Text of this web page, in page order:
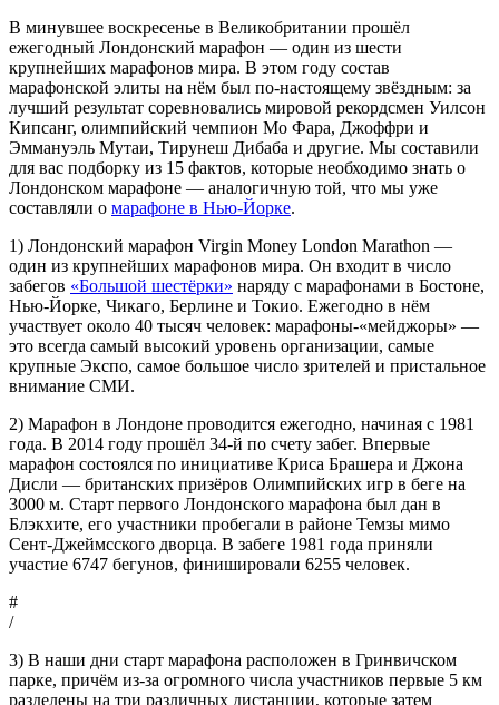
В минувшее воскресенье в Великобритании прошёл
ежегодный Лондонский марафон — один из шести
крупнейших марафонов мира. В этом году состав
марафонской элиты на нём был по-настоящему звёздным: за
лучший результат соревновались мировой рекордсмен Уилсон
Кипсанг, олимпийский чемпион Мо Фара, Джоффри и
Эммануэль Мутаи, Тирунеш Дибаба и другие. Мы составили
для вас подборку из 15 фактов, которые необходимо знать о
Лондонском марафоне — аналогичную той, что мы уже
составляли о марафоне в Нью-Йорке.
1) Лондонский марафон Virgin Money London Marathon —
один из крупнейших марафонов мира. Он входит в число
забегов «Большой шестёрки» наряду с марафонами в Бостоне,
Нью-Йорке, Чикаго, Берлине и Токио. Ежегодно в нём
участвует около 40 тысяч человек: марафоны-«мейджоры» —
это всегда самый высокий уровень организации, самые
крупные Экспо, самое большое число зрителей и пристальное
внимание СМИ.
2) Марафон в Лондоне проводится ежегодно, начиная с 1981
года. В 2014 году прошёл 34-й по счету забег. Впервые
марафон состоялся по инициативе Криса Брашера и Джона
Дисли — британских призёров Олимпийских игр в беге на
3000 м. Старт первого Лондонского марафона был дан в
Блэкхите, его участники пробегали в районе Темзы мимо
Сент-Джеймсского дворца. В забеге 1981 года приняли
участие 6747 бегунов, финишировали 6255 человек.
#
/
3) В наши дни старт марафона расположен в Гринвичском
парке, причём из-за огромного числа участников первые 5 км
разделены на три различных дистанции, которые затем